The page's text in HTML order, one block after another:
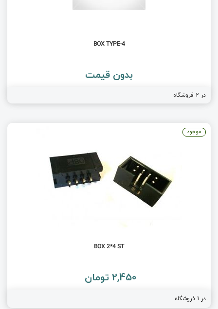
BOX TYPE-4
بدون قیمت
در 2 فروشگاه
BOX 2*4 ST
2,450 تومان
در 1 فروشگاه
موجود